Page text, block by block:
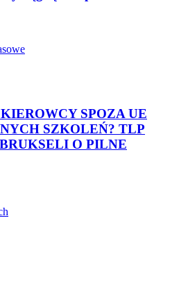
SPOZA UE
SZKOLEŃ? TLP
O PILNE